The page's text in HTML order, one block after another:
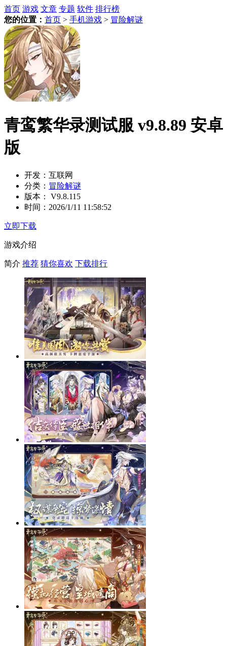
首页 游戏 文章 专题 软件 排行榜
您的位置： 首页 > 手机游戏 > 冒险解谜
青鸾繁华录测试服 v9.8.89 安卓
版
开发： 互联网
分类： 冒险解谜
版本：
V9.8.115
时间： 2026/1/11 11:58:52
立即下载
游戏介绍
简介 推荐 猜你喜欢 下载排行